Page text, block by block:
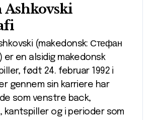
Ashkovski
(makedonsk: Стефан
er en alsidig makedonsk
født 24. februar 1992 i
gennem sin karriere har
som venstre back,
kantspiller og i perioder som